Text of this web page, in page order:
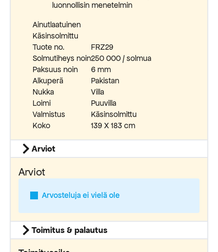
luonnollisin menetelmin
Ainutlaatuinen
Käsinsolmittu
Tuote no.
FRZ29
Solmutiheys noin250 000 / solmua
Paksuus noin
6 mm
Alkuperä
Pakistan
Nukka
Villa
Loimi
Puuvilla
Valmistus
Käsinsolmittu
Koko
139 X 183 cm
Arviot
Arviot
Arvosteluja ei vielä ole
Toimitus & palautus